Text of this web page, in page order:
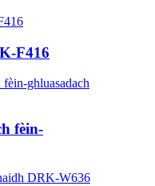
F416
fèin-